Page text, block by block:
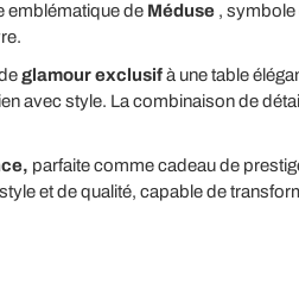
emblématique de Méduse, symbole
glamour exclusifà une table
avec style. La combinaison de
parfaite comme cadeau de
et de qualité, capable de